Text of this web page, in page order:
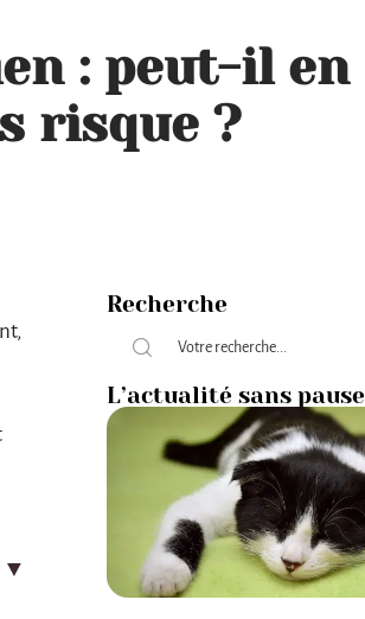
: peut-il en
risque ?
Recherche
L’actualité sans pause